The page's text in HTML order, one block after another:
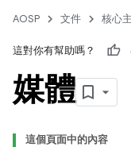
AOSP 文件 核心
這對你有幫助嗎？
媒體
這個頁面中的內容